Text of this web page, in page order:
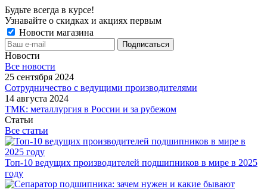
Будьте всегда в курсе!
Узнавайте о скидках и акциях первым
Новости магазина
Новости
Все новости
25 сентября 2024
Сотрудничество с ведущими производителями
14 августа 2024
ТМК: металлургия в России и за рубежом
Статьи
Все статьи
Топ-10 ведущих производителей подшипников в мире в 2025
году